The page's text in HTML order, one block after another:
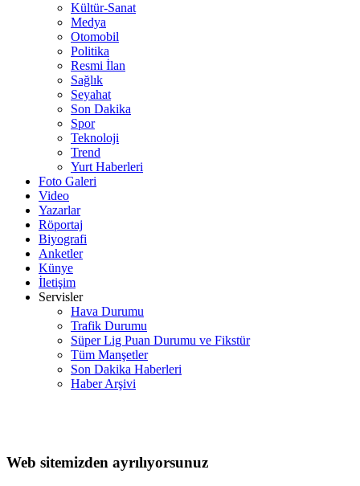
Kültür-Sanat
Medya
Otomobil
Politika
Resmi İlan
Sağlık
Seyahat
Son Dakika
Spor
Teknoloji
Trend
Yurt Haberleri
Foto Galeri
Video
Yazarlar
Röportaj
Biyografi
Anketler
Künye
İletişim
Servisler
Hava Durumu
Trafik Durumu
Süper Lig Puan Durumu ve Fikstür
Tüm Manşetler
Son Dakika Haberleri
Haber Arşivi
Web sitemizden ayrılıyorsunuz